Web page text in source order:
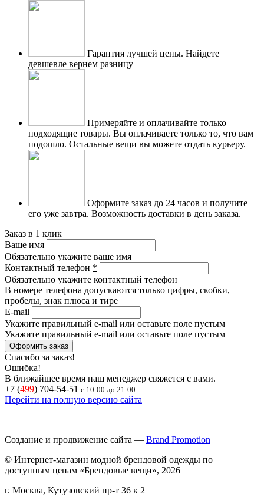
Гарантия лучшей цены. Найдете
девшевле вернем разницу
Примеряйте и оплачивайте только
подходящие товары. Вы оплачиваете только то, что вам
подошло. Остальные вещи вы можете отдать курьеру.
Оформите заказ до 24 часов и получите
его уже завтра. Возможность доставки в день заказа.
Заказ в 1 клик
Ваше имя
Обязательно укажите ваше имя
Контактный телефон *
Обязательно укажите контактный телефон
В номере телефона допускаются только цифры, скобки,
пробелы, знак плюса и тире
E-mail
Укажите правильный e-mail или оставьте поле пустым
Укажите правильный e-mail или оставьте поле пустым
Спасибо за заказ!
Ошибка!
В ближайшее время наш менеджер свяжется с вами.
+7 (499) 704-54-51 с 10:00 до 21:00
Перейти на полную версию сайта
Создание и продвижение сайта — Brand Promotion
© Интернет-магазин модной брендовой одежды по
доступным ценам «Брендовые вещи», 2026
г. Москва, Кутузовский пр-т 36 к 2